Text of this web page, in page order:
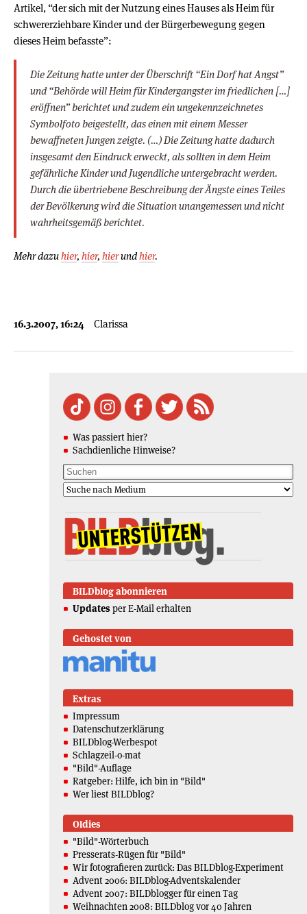
Artikel, “der sich mit der Nutzung eines Hauses als Heim für
schwererziehbare Kinder und der Bürgerbewegung gegen
dieses Heim befasste”:
Die Zeitung hatte unter der Überschrift “Ein Dorf hat Angst”
und “Behörde will Heim für Kindergangster im friedlichen […]
eröffnen” berichtet und zudem ein ungekennzeichnetes
Symbolfoto beigestellt, das einen mit einem Messer
bewaffneten Jungen zeigte. (…) Die Zeitung hatte dadurch
insgesamt den Eindruck erweckt, als sollten in dem Heim
gefährliche Kinder und Jugendliche untergebracht werden.
Durch die übertriebene Beschreibung der Ängste eines Teiles
der Bevölkerung wird die Situation unangemessen und nicht
wahrheitsgemäß berichtet.
Mehr dazuhier, hier, hierundhier.
16.3.2007, 16:24 Clarissa
Was passiert hier?
Sachdienliche Hinweise?
BILDblog abonnieren
Updates per E-Mail erhalten
Gehostet von
Extras
Impressum
Datenschutzerklärung
BILDblog-Werbespot
Schlagzeil-o-mat
"Bild"-Auflage
Ratgeber: Hilfe, ich bin in "Bild"
Wer liest BILDblog?
Oldies
"Bild"-Wörterbuch
Presserats-Rügen für "Bild"
Wir fotografieren zurück: Das BILDblog-Experiment
Advent 2006: BILDblog-Adventskalender
Advent 2007: BILDblogger für einen Tag
Weihnachten 2008: BILDblog vor 40 Jahren